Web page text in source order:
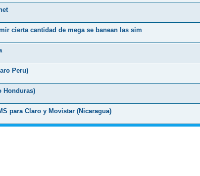
cierta cantidad de mega se banean las sim
Peru)
Honduras)
para Claro y Movistar (Nicaragua)